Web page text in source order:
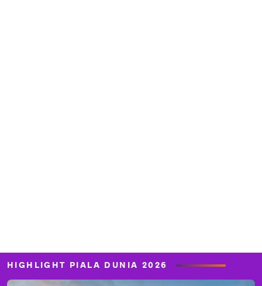
HIGHLIGHT PIALA DUNIA 2026